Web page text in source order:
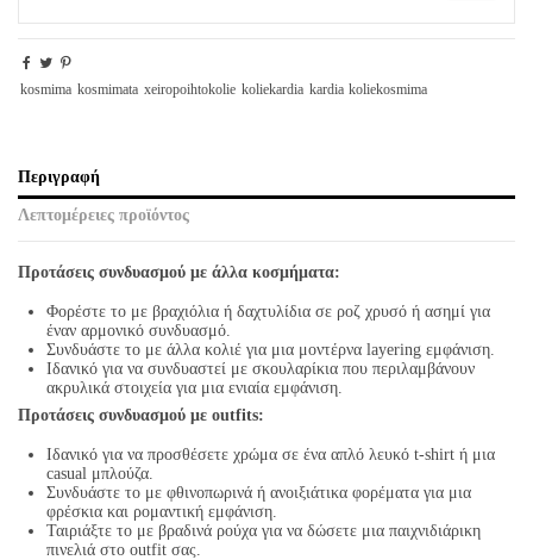
kosmima kosmimata xeiropoihtokolie koliekardia kardia koliekosmima
Περιγραφή
Λεπτομέρειες προϊόντος
Προτάσεις συνδυασμού με άλλα κοσμήματα:
Φορέστε το με βραχιόλια ή δαχτυλίδια σε ροζ χρυσό ή ασημί για
έναν αρμονικό συνδυασμό.
Συνδυάστε το με άλλα κολιέ για μια μοντέρνα layering εμφάνιση.
Ιδανικό για να συνδυαστεί με σκουλαρίκια που περιλαμβάνουν
ακρυλικά στοιχεία για μια ενιαία εμφάνιση.
Προτάσεις συνδυασμού με outfits:
Ιδανικό για να προσθέσετε χρώμα σε ένα απλό λευκό t-shirt ή μια
casual μπλούζα.
Συνδυάστε το με φθινοπωρινά ή ανοιξιάτικα φορέματα για μια
φρέσκια και ρομαντική εμφάνιση.
Ταιριάξτε το με βραδινά ρούχα για να δώσετε μια παιχνιδιάρικη
πινελιά στο outfit σας.